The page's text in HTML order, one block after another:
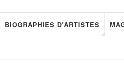
BIOGRAPHIES D'ARTISTES